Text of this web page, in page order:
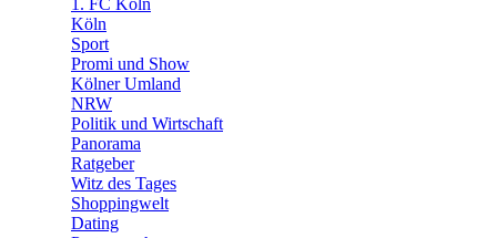
Köln
Sport
Promi und Show
Kölner Umland
NRW
Politik und Wirtschaft
Panorama
Ratgeber
Witz des Tages
Shoppingwelt
Dating